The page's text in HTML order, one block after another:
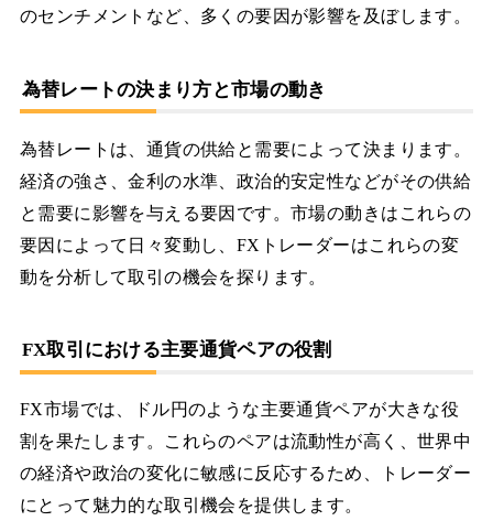
のセンチメントなど、多くの要因が影響を及ぼします。
為替レートの決まり方と市場の動き
為替レートは、通貨の供給と需要によって決まります。
経済の強さ、金利の水準、政治的安定性などがその供給
と需要に影響を与える要因です。市場の動きはこれらの
要因によって日々変動し、FXトレーダーはこれらの変
動を分析して取引の機会を探ります。
FX取引における主要通貨ペアの役割
FX市場では、ドル円のような主要通貨ペアが大きな役
割を果たします。これらのペアは流動性が高く、世界中
の経済や政治の変化に敏感に反応するため、トレーダー
にとって魅力的な取引機会を提供します。